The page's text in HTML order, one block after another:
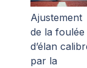
Ajustement
de la foulée
d’élan
par la